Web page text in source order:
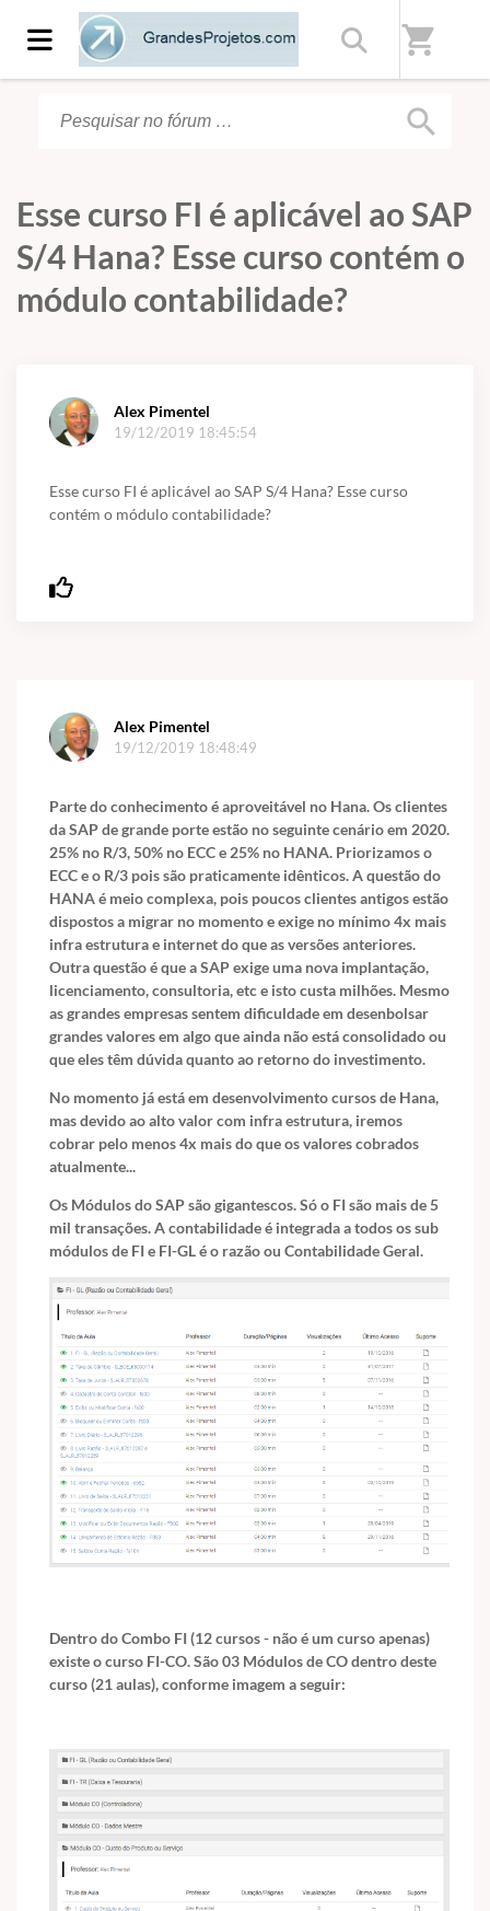
shopping_cart
search
Esse curso FI é aplicável ao SAP
S/4 Hana? Esse curso contém o
módulo contabilidade?
Alex Pimentel
19/12/2019 18:45:54
Esse curso FI é aplicável ao SAP S/4 Hana? Esse curso
contém o módulo contabilidade?
Alex Pimentel
19/12/2019 18:48:49
Parte do conhecimento é aproveitável no Hana. Os clientes
da SAP de grande porte estão no seguinte cenário em 2020.
25% no R/3, 50% no ECC e 25% no HANA. Priorizamos o
ECC e o R/3 pois são praticamente idênticos. A questão do
HANA é meio complexa, pois poucos clientes antigos estão
dispostos a migrar no momento e exige no mínimo 4x mais
infra estrutura e internet do que as versões anteriores.
Outra questão é que a SAP exige uma nova implantação,
licenciamento, consultoria, etc e isto custa milhões. Mesmo
as grandes empresas sentem dificuldade em desenbolsar
grandes valores em algo que ainda não está consolidado ou
que eles têm dúvida quanto ao retorno do investimento.
No momento já está em desenvolvimento cursos de Hana,
mas devido ao alto valor com infra estrutura, iremos
cobrar pelo menos 4x mais do que os valores cobrados
atualmente...
Os Módulos do SAP são gigantescos. Só o FI são mais de 5
mil transações. A contabilidade é integrada a todos os sub
módulos de FI e FI-GL é o razão ou Contabilidade Geral.
Dentro do Combo FI (12 cursos - não é um curso apenas)
existe o curso FI-CO. São 03 Módulos de CO dentro deste
curso (21 aulas), conforme imagem a seguir: